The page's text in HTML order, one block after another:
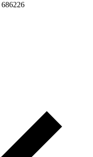
686226